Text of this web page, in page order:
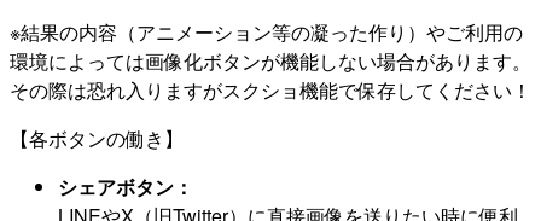
※結果の内容（アニメーション等の凝った作り）やご利用の
環境によっては画像化ボタンが機能しない場合があります。
その際は恐れ入りますがスクショ機能で保存してください！
【各ボタンの働き】
シェアボタン：